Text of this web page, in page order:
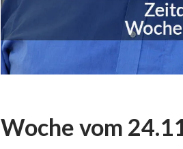
Woche vom